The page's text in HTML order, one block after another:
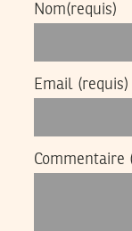
Nom(requis)
Email (requis)
Commentaire